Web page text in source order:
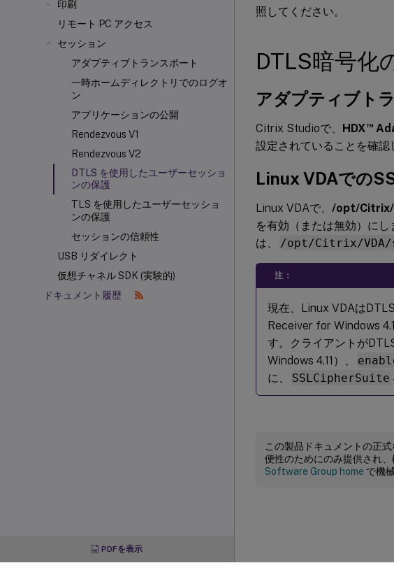
印刷
リモート PC アクセス
セッション
アダプティブトランスポート
一時ホームディレクトリでのログオ
ン
アプリケーションの公開
Rendezvous V1
Rendezvous V2
DTLS を使用したユーザーセッショ
ンの保護
TLS を使用したユーザーセッショ
ンの保護
セッションの信頼性
USB リダイレクト
仮想チャネル SDK (実験的)
ドキュメント履歴
PDFを表示
照してください。
DTLS暗号化
アダプティブト
Citrix Studioで、 HDX™
設定されていることを確認
Linux VDAでの
Linux VDAで、 /opt/Citrix/
を有効（または無効）に
は、
/opt/Citrix/VDA/
注：
現在、Linux VDAは
Receiver for Windows
す。クライアントが
Windows 4.11）、
に、
SSLCipherSuite
この製品ドキュメントの正
便性のためにのみ提供され
Software Group home で機